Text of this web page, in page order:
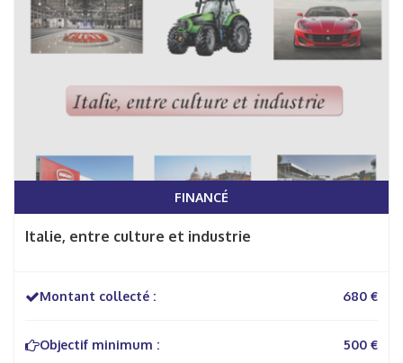
FINANCÉ
Italie, entre culture et industrie
Montant collecté : 680 €
Objectif minimum :
500 €